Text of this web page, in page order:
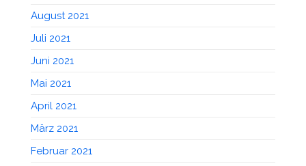
August 2021
Juli 2021
Juni 2021
Mai 2021
April 2021
März 2021
Februar 2021